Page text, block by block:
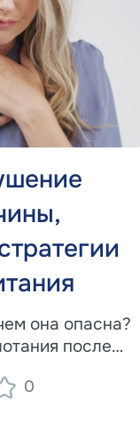
она опасна?
после
и роль
0